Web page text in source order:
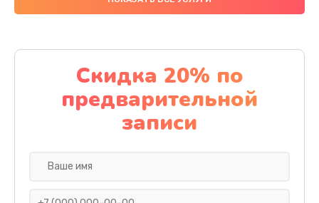
Заказать
Замена полифонического динамика
390 руб.
Заказать
Скидка 20% по
предварительной
записи